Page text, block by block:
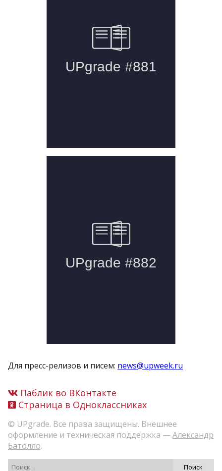
Для пресс-релизов и писем: news@upweek.ru
Паблик во ВКонтакте
Страница в Одноклассниках
© UPgrade. Все права защищены. Внешнее
оформление и техническая поддержка —Александр
Батолло.